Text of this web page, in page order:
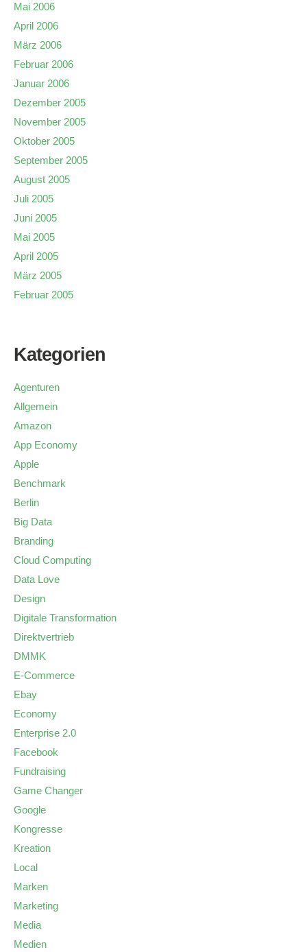
Mai 2006
April 2006
März 2006
Februar 2006
Januar 2006
Dezember 2005
November 2005
Oktober 2005
September 2005
August 2005
Juli 2005
Juni 2005
Mai 2005
April 2005
März 2005
Februar 2005
Kategorien
Agenturen
Allgemein
Amazon
App Economy
Apple
Benchmark
Berlin
Big Data
Branding
Cloud Computing
Data Love
Design
Digitale Transformation
Direktvertrieb
DMMK
E-Commerce
Ebay
Economy
Enterprise 2.0
Facebook
Fundraising
Game Changer
Google
Kongresse
Kreation
Local
Marken
Marketing
Media
Medien